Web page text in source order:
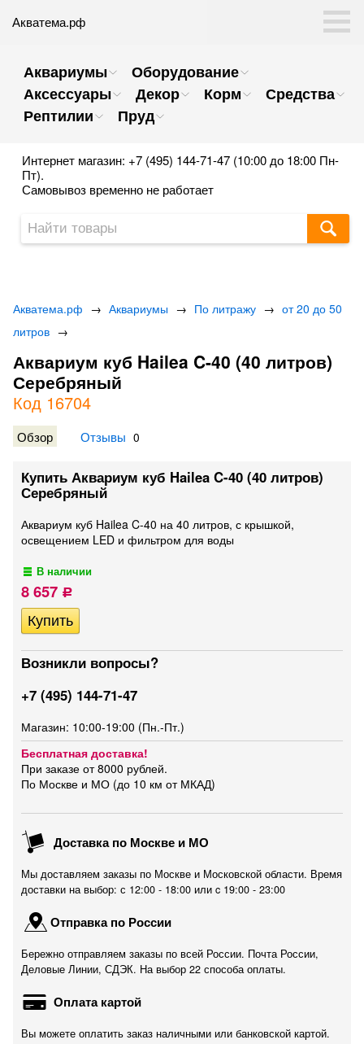
Акватема.рф
Аквариумы
Оборудование
Аксессуары
Декор Корм
Средства
Рептилии
Пруд
Интернет магазин: +7 (495) 144-71-47 (10:00 до 18:00 Пн-
Пт).
Самовывоз временно не работает
Акватема.рф → Аквариумы → По литражу → от 20 до 50
литров →
Аквариум куб Hailea C-40 (40 литров)
Серебряный
Код 16704
Обзор Отзывы 0
Купить Аквариум куб Hailea C-40 (40 литров)
Серебряный
Аквариум куб Hailea C-40 на 40 литров, с крышкой,
освещением LED и фильтром для воды
В наличии
8 657 Р
Возникли вопросы?
+7 (495) 144-71-47
Магазин: 10:00-19:00 (Пн.-Пт.)
Бесплатная доставка!
При заказе от 8000 рублей.
По Москве и МО (до 10 км от МКАД)
Доставка по Москве и МО
Мы доставляем заказы по Москве и Московской области. Время
доставки на выбор: с 12:00 - 18:00 или c 19:00 - 23:00
Отправка по России
Бережно отправляем заказы по всей России. Почта России,
Деловые Линии, СДЭК. На выбор 22 способа оплаты.
Оплата картой
Вы можете оплатить заказ наличными или банковской картой.